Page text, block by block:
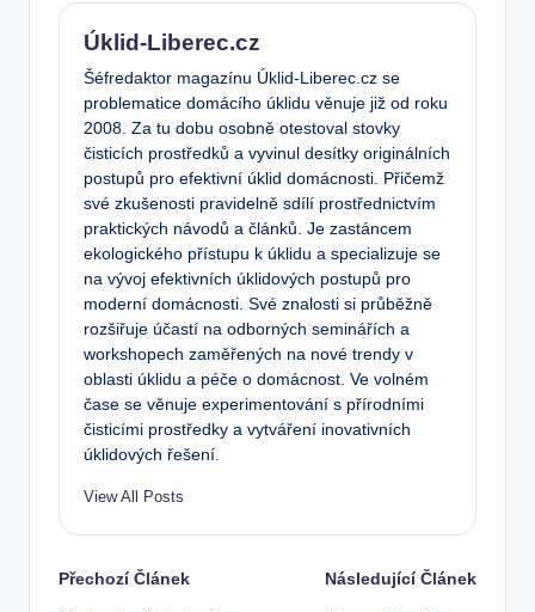
Úklid-Liberec.cz
Šéfredaktor magazínu Úklid-Liberec.cz se
problematice domácího úklidu věnuje již od roku
2008. Za tu dobu osobně otestoval stovky
čisticích prostředků a vyvinul desítky originálních
postupů pro efektivní úklid domácnosti. Přičemž
své zkušenosti pravidelně sdílí prostřednictvím
praktických návodů a článků. Je zastáncem
ekologického přístupu k úklidu a specializuje se
na vývoj efektivních úklidových postupů pro
moderní domácnosti. Své znalosti si průběžně
rozšiřuje účastí na odborných seminářích a
workshopech zaměřených na nové trendy v
oblasti úklidu a péče o domácnost. Ve volném
čase se věnuje experimentování s přírodními
čisticími prostředky a vytváření inovativních
úklidových řešení.
View All Posts
Post
Přechozí Článek Následující Článek